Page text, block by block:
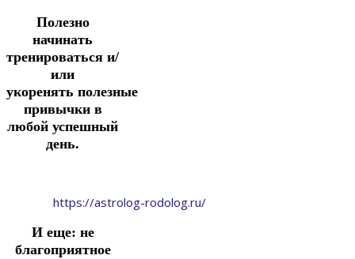
Полезно
начинать
тренироваться и/
или
укоренять полезные
привычки в
любой успешный
день.
https://astrolog-rodolog.ru/
И еще: не
благоприятное